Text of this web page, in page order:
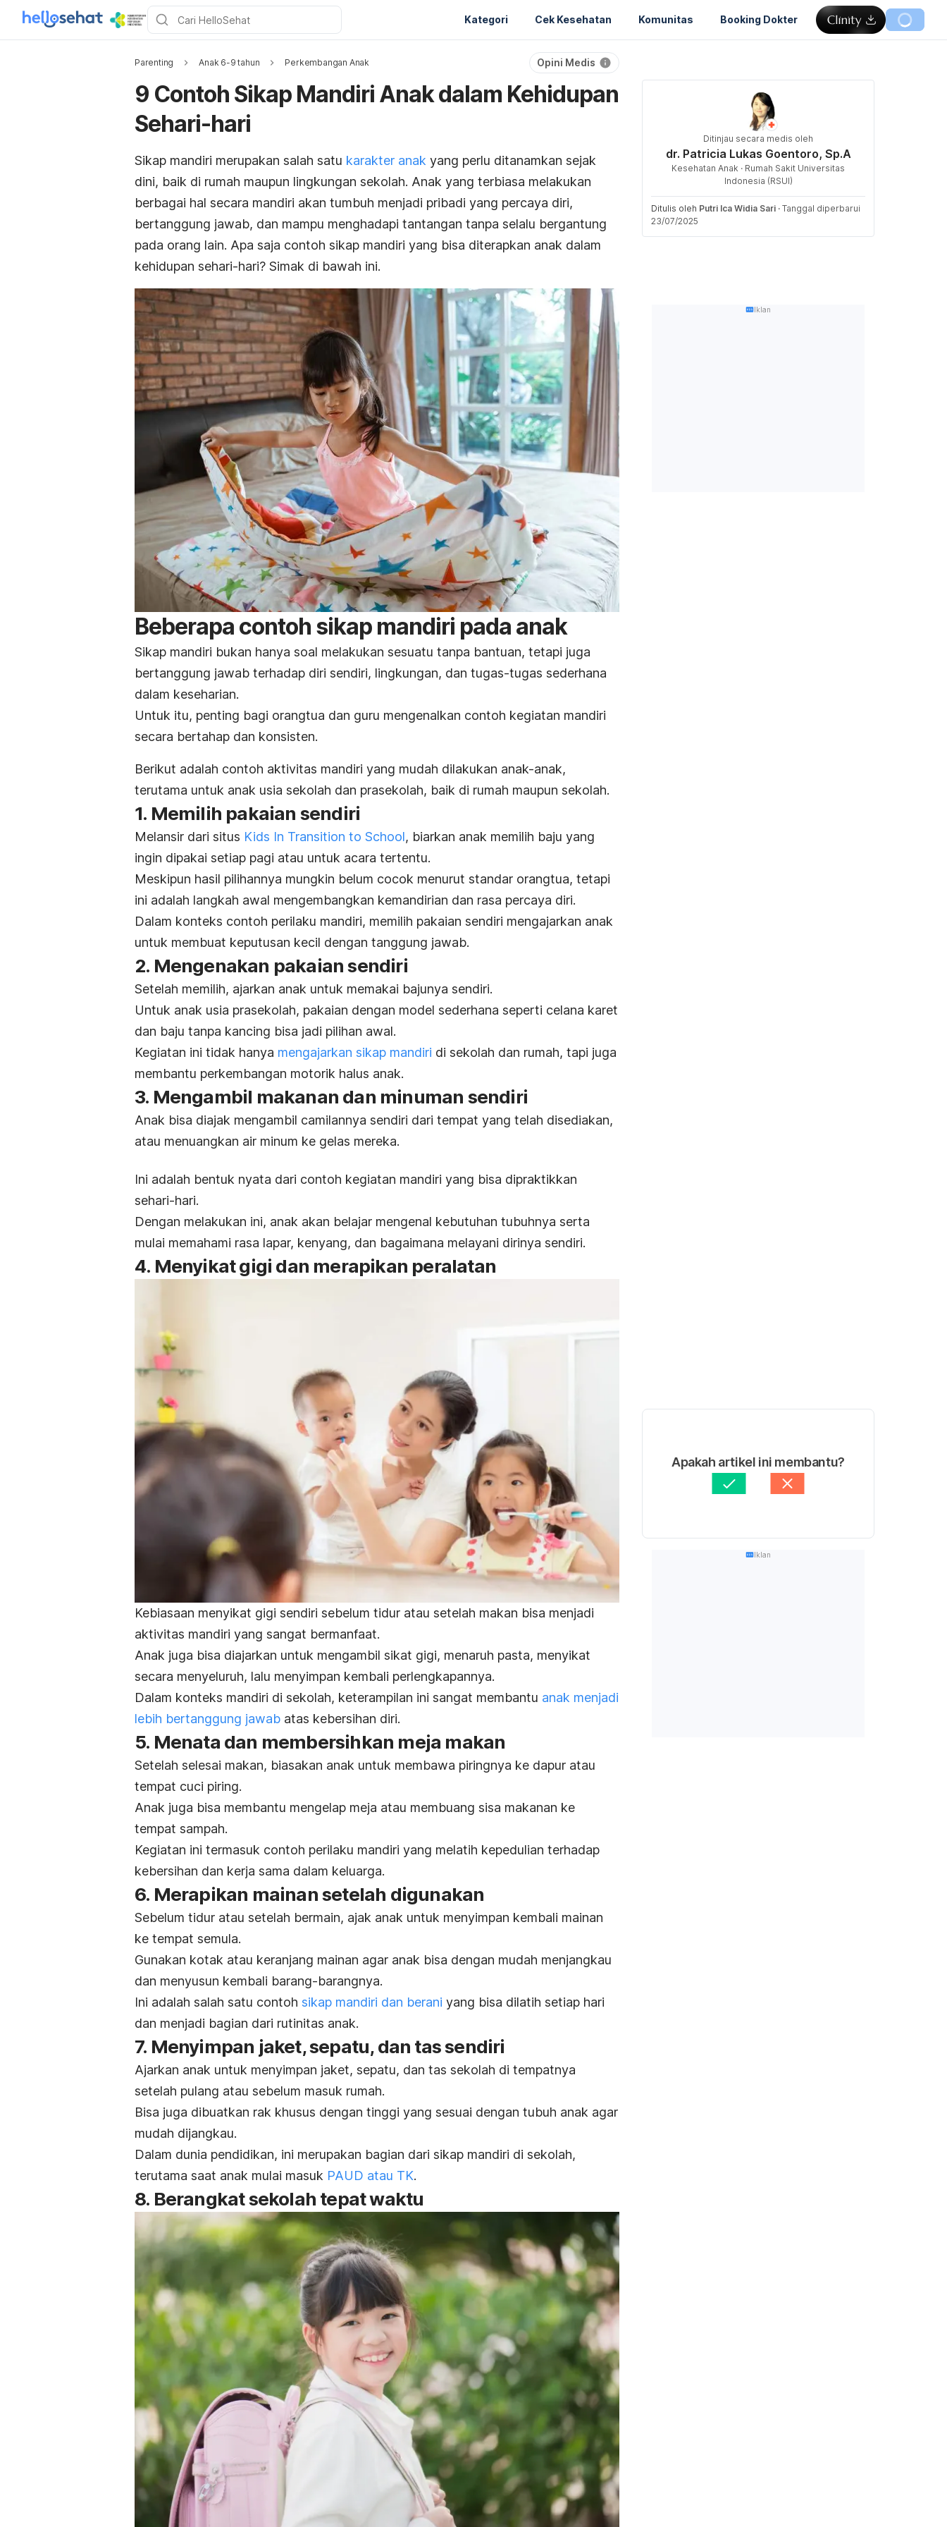
Kategori Cek Kesehatan Komunitas Booking Dokter
Parenting Anak 6-9 tahun Perkembangan Anak Opini Medis
9 Contoh Sikap Mandiri Anak dalam Kehidupan
Sehari-hari
Sikap mandiri merupakan salah satu karakter anak yang perlu ditanamkan sejak
dini, baik di rumah maupun lingkungan sekolah. Anak yang terbiasa melakukan
berbagai hal secara mandiri akan tumbuh menjadi pribadi yang percaya diri,
bertanggung jawab, dan mampu menghadapi tantangan tanpa selalu bergantung
pada orang lain. Apa saja contoh sikap mandiri yang bisa diterapkan anak dalam
kehidupan sehari-hari? Simak di bawah ini.
Beberapa contoh sikap mandiri pada anak
Sikap mandiri bukan hanya soal melakukan sesuatu tanpa bantuan, tetapi juga
bertanggung jawab terhadap diri sendiri, lingkungan, dan tugas-tugas sederhana
dalam keseharian.
Untuk itu, penting bagi orangtua dan guru mengenalkan contoh kegiatan mandiri
secara bertahap dan konsisten.
Berikut adalah contoh aktivitas mandiri yang mudah dilakukan anak-anak,
terutama untuk anak usia sekolah dan prasekolah, baik di rumah maupun sekolah.
1. Memilih pakaian sendiri
Melansir dari situs Kids In Transition to School, biarkan anak memilih baju yang
ingin dipakai setiap pagi atau untuk acara tertentu.
Meskipun hasil pilihannya mungkin belum cocok menurut standar orangtua, tetapi
ini adalah langkah awal mengembangkan kemandirian dan rasa percaya diri.
Dalam konteks contoh perilaku mandiri, memilih pakaian sendiri mengajarkan anak
untuk membuat keputusan kecil dengan tanggung jawab.
2. Mengenakan pakaian sendiri
Setelah memilih, ajarkan anak untuk memakai bajunya sendiri.
Untuk anak usia prasekolah, pakaian dengan model sederhana seperti celana karet
dan baju tanpa kancing bisa jadi pilihan awal.
Kegiatan ini tidak hanya mengajarkan sikap mandiri di sekolah dan rumah, tapi juga
membantu perkembangan motorik halus anak.
3. Mengambil makanan dan minuman sendiri
Anak bisa diajak mengambil camilannya sendiri dari tempat yang telah disediakan,
atau menuangkan air minum ke gelas mereka.
Ini adalah bentuk nyata dari contoh kegiatan mandiri yang bisa dipraktikkan
sehari-hari.
Dengan melakukan ini, anak akan belajar mengenal kebutuhan tubuhnya serta
mulai memahami rasa lapar, kenyang, dan bagaimana melayani dirinya sendiri.
4. Menyikat gigi dan merapikan peralatan
Kebiasaan menyikat gigi sendiri sebelum tidur atau setelah makan bisa menjadi
aktivitas mandiri yang sangat bermanfaat.
Anak juga bisa diajarkan untuk mengambil sikat gigi, menaruh pasta, menyikat
secara menyeluruh, lalu menyimpan kembali perlengkapannya.
Dalam konteks mandiri di sekolah, keterampilan ini sangat membantu anak menjadi
lebih bertanggung jawab atas kebersihan diri.
5. Menata dan membersihkan meja makan
Setelah selesai makan, biasakan anak untuk membawa piringnya ke dapur atau
tempat cuci piring.
Anak juga bisa membantu mengelap meja atau membuang sisa makanan ke
tempat sampah.
Kegiatan ini termasuk contoh perilaku mandiri yang melatih kepedulian terhadap
kebersihan dan kerja sama dalam keluarga.
6. Merapikan mainan setelah digunakan
Sebelum tidur atau setelah bermain, ajak anak untuk menyimpan kembali mainan
ke tempat semula.
Gunakan kotak atau keranjang mainan agar anak bisa dengan mudah menjangkau
dan menyusun kembali barang-barangnya.
Ini adalah salah satu contoh sikap mandiri dan berani yang bisa dilatih setiap hari
dan menjadi bagian dari rutinitas anak.
7. Menyimpan jaket, sepatu, dan tas sendiri
Ajarkan anak untuk menyimpan jaket, sepatu, dan tas sekolah di tempatnya
setelah pulang atau sebelum masuk rumah.
Bisa juga dibuatkan rak khusus dengan tinggi yang sesuai dengan tubuh anak agar
mudah dijangkau.
Dalam dunia pendidikan, ini merupakan bagian dari sikap mandiri di sekolah,
terutama saat anak mulai masuk PAUD atau TK.
8. Berangkat sekolah tepat waktu
Ditinjau secara medis oleh
dr. Patricia Lukas Goentoro, Sp.A
Kesehatan Anak · Rumah Sakit Universitas
Indonesia (RSUI)
Ditulis oleh Putri Ica Widia Sari · Tanggal diperbarui
23/07/2025
Iklan
Apakah artikel ini membantu?
Iklan